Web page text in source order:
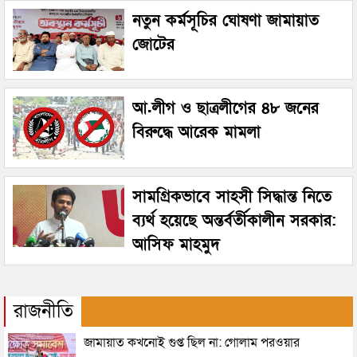
নতুন কর্মসূচির ঘোষণা জামায়াত
জোটের
আ.লীগ ও ছাত্রলীগের ৪৮ জনের
বিরুদ্ধে আরেক মামলা
সামগ্রিকভাবে সাহসী সিদ্ধান্ত নিতে
ব্যর্থ হয়েছে অন্তর্বর্তীকালীন সরকার:
আসিফ মাহমুদ
রাজনীতি
জামায়াত কখনোই গুপ্ত ছিল না: গোলাম পরওয়ার